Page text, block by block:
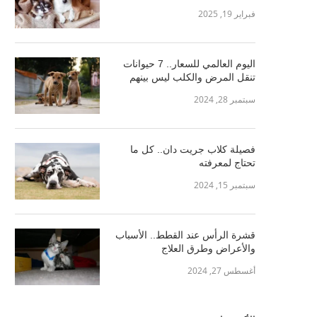
فبراير 19, 2025
اليوم العالمي للسعار.. 7 حيوانات
تنقل المرض والكلب ليس بينهم
سبتمبر 28, 2024
فصيلة كلاب جريت دان.. كل ما
تحتاج لمعرفته
سبتمبر 15, 2024
قشرة الرأس عند القطط.. الأسباب
والأعراض وطرق العلاج
أغسطس 27, 2024